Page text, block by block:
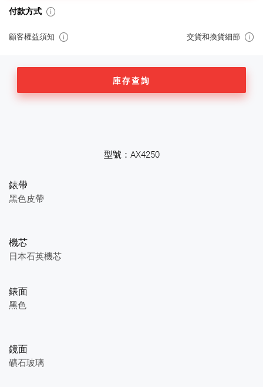
付款方式
顧客權益須知 交貨和換貨細節
庫存查詢
型號：AX4250
錶帶
黑色皮帶
機芯
日本石英機芯
錶面
黑色
鏡面
礦石玻璃